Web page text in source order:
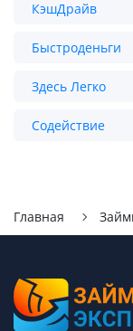
КэшДрайв
Быстроденьги
Здесь Легко
Содействие
Главная